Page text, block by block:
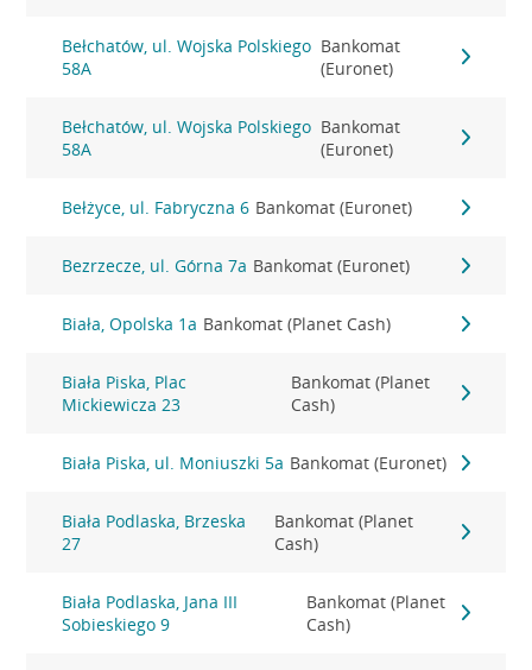
Bełchatów, ul. Wojska Polskiego
58A
Bankomat
(Euronet)
Bełchatów, ul. Wojska Polskiego
58A
Bankomat
(Euronet)
Bełżyce, ul. Fabryczna 6 Bankomat (Euronet)
Bezrzecze, ul. Górna 7a Bankomat (Euronet)
Biała, Opolska 1a Bankomat (Planet Cash)
Biała Piska, Plac
Mickiewicza 23
Bankomat (Planet
Cash)
Biała Piska, ul. Moniuszki 5a Bankomat (Euronet)
Biała Podlaska, Brzeska
27
Bankomat (Planet
Cash)
Biała Podlaska, Jana III
Sobieskiego 9
Bankomat (Planet
Cash)